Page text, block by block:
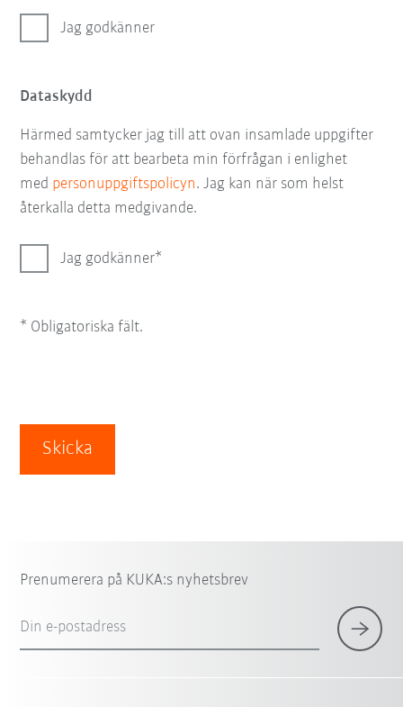
Jag godkänner
Dataskydd
Härmed samtycker jag till att ovan insamlade uppgifter
behandlas för att bearbeta min förfrågan i enlighet
med personuppgiftspolicyn. Jag kan när som helst
återkalla detta medgivande.
Jag godkänner
* Obligatoriska fält.
Skicka
Prenumerera på KUKA:s nyhetsbrev
Din e-postadress